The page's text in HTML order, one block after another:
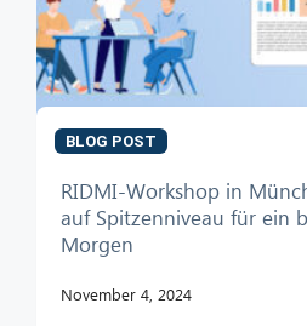
BLOG POST
RIDMI-Workshop in
auf Spitzenniveau für ein
Morgen
November 4, 2024
CIB AI ChatBot
Hallo! Was kann ich für Sie tun?